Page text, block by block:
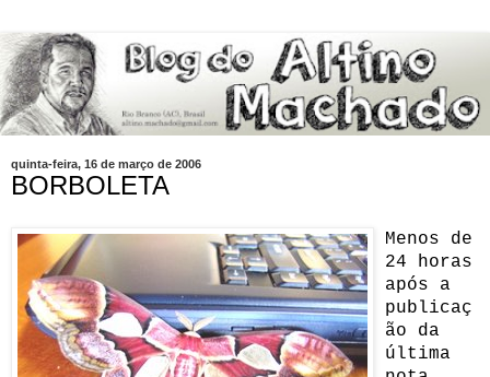
quinta-feira, 16 de março de 2006
BORBOLETA
Menos de
24 horas
após a
publicaç
ão da
última